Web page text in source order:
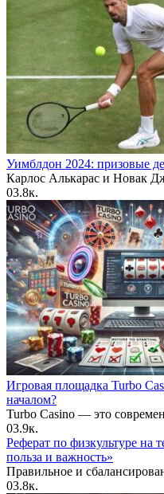
Уимблдон 2024: призовые
Карлос Алькарас и Новак
03.8к.
Игровая площадка Turbo
началом?
Turbo Casino — это
03.9к.
Реферат по физкультуре на
польза и важность»
Правильное и
03.8к.